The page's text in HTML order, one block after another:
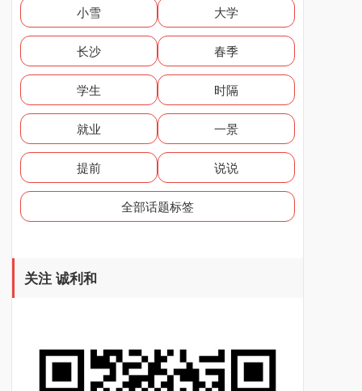
小雪 大学
长沙 春季
学生 时隔
就业 一景
提前 说说
全部话题标签
关注 诚利和